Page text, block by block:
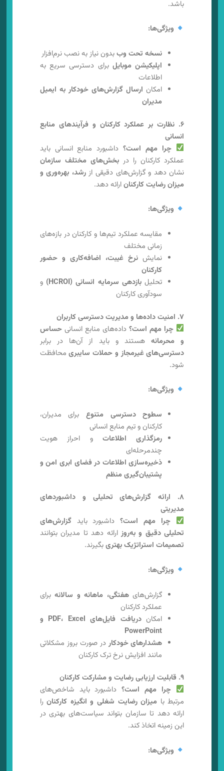
باشد.
ویژگی‌ها:
نسخه تحت وببدون نیاز به نصب نرم‌افزار
اپلیکیشن موبایلبرای دسترسی سریع به
اطلاعات
امکان ارسال گزارش‌های خودکار به ایمیل
مدیران
۶. نظارت بر عملکرد کارکنان و فرآیندهای منابع
انسانی
چرا مهم است؟داشبورد منابع انسانی باید
عملکرد کارکنان را دربخش‌های مختلف سازمان
نشان دهد و گزارش‌های دقیقی ازرشد، بهره‌وری و
میزان رضایت کارکنانارائه دهد.
ویژگی‌ها:
مقایسه عملکرد تیم‌ها و کارکنان در بازه‌های
زمانی مختلف
نمایش نرخ غیبت، اضافه‌کاری و حضور
کارکنان
تحلیل بازدهی سرمایه انسانی (HCROI)
و
سودآوری کارکنان
۷. امنیت داده‌ها و مدیریت دسترسی کاربران
چرا مهم است؟ داده‌های منابع انسانیحساس
و محرمانههستند و باید از آن‌ها در برابر
دسترسی‌های غیرمجاز و حملات سایبریمحافظت
شود.
ویژگی‌ها:
سطوح دسترسی متنوعبرای مدیران،
کارکنان و تیم منابع انسانی
رمزگذاری اطلاعاتو احراز هویت
چندمرحله‌ای
ذخیره‌سازی اطلاعات در فضای ابری امن و
پشتیبان‌گیری منظم
۸. ارائه گزارش‌های تحلیلی و داشبوردهای
مدیریتی
چرا مهم است؟داشبورد بایدگزارش‌های
تحلیلی دقیق و به‌روز ارائه دهد تا مدیران بتوانند
تصمیمات استراتژیک بهتریبگیرند.
ویژگی‌ها:
گزارش‌هایهفتگی، ماهانه و سالانهبرای
عملکرد کارکنان
امکان
دریافت فایل‌های PDF، Excel و
PowerPoint
هشدارهای خودکار در صورت بروز مشکلاتی
مانند افزایش نرخ ترک کارکنان
۹. قابلیت ارزیابی رضایت و مشارکت کارکنان
چرا مهم است؟داشبورد باید شاخص‌های
مرتبط با میزان رضایت شغلی و انگیزه کارکنانرا
ارائه دهد تا سازمان بتواند سیاست‌های بهتری در
این زمینه اتخاذ کند.
ویژگی‌ها: